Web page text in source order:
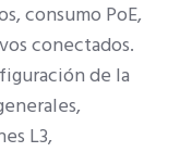
consumo PoE,
conectados.
de la
L3,